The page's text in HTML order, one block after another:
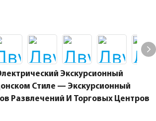
Экскурсионный
Стиле — Экскурсионный
Развлечений И Торговых Центров